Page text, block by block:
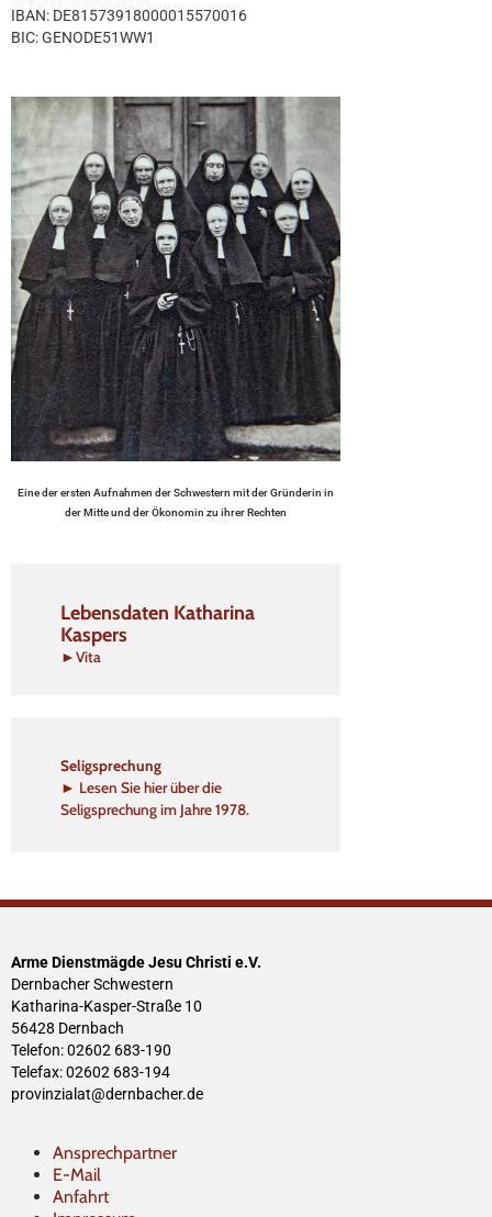
IBAN: DE81573918000015570016
BIC: GENODE51WW1
Eine der ersten Aufnahmen der Schwestern mit der Gründerin in
der Mitte und der Ökonomin zu ihrer Rechten
Lebensdaten Katharina
Kaspers
►Vita
Seligsprechung
► Lesen Sie hier über die
Seligsprechung im Jahre 1978.
Arme Dienstmägde Jesu Christi e.V.
Dernbacher Schwestern
Katharina-Kasper-Straße 10
56428 Dernbach
Telefon: 02602 683-190
Telefax: 02602 683-194
provinzialat@dernbacher.de
Ansprechpartner
E-Mail
Anfahrt